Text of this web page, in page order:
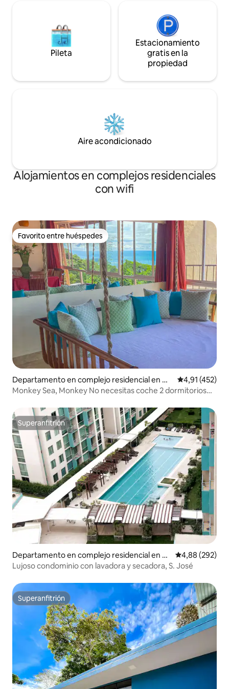
Pileta
Estacionamiento
gratis en la
propiedad
Aire acondicionado
Alojamientos en complejos residenciales
con wifi
Favorito entre huéspedes
Favorito entre huéspedes
Departamento en complejo residencial en Qu
epos
Calificación
4,91 (452)
Monkey Sea, Monkey No necesitas coche 2 dormitorios
Superanfitrión
Superanfitrión
Departamento en complejo residencial en Sa
n José
Calificación
4,88 (292)
Lujoso condominio con lavadora y secadora, S. José
Superanfitrión
Superanfitrión